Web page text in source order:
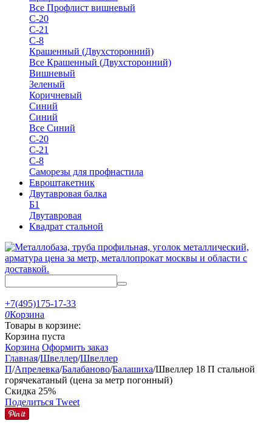
Все Профлист вишневый
С-20
С-21
С-8
Крашенный (Двухсторонний)
Все Крашенный (Двухсторонний)
Вишневый
Зеленый
Коричневый
Синий
Синий
Все Синий
С-20
С-21
С-8
Саморезы для профнастила
Евроштакетник
Двутавровая балка
Б1
Двутавровая
Квадрат стальной
+7(495)175-17-33
0Корзина
Товары в корзине:
Корзина пуста
Корзина Оформить заказ
Главная/Швеллер/Швеллер
П/Апрелевка/Балабаново/Балашиха/Швеллер 18 П стальной
горячекатаный (цена за метр погонный)
Скидка 25%
Поделиться Tweet